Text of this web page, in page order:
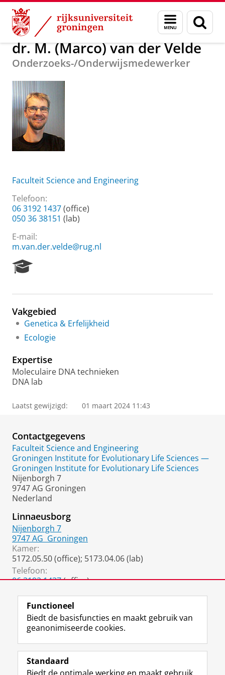
Skip
Content
Skip
Navigation
Menu
en
zoeken
Over ons dr. M. (Marco) van der Velde
dr. M. (Marco) van der Velde
Onderzoeks-/Onderwijsmedewerker
Faculteit Science and Engineering
Telefoon:
06 3192 1437(office)
050 36 38151 (lab)
E-mail:
m.van.der.velde@rug.nl
e
r
c
h
o
r
t
a
Vakgebied
Genetica & Erfelijkheid
Ecologie
Expertise
Moleculaire DNA technieken
DNA lab
Laatst gewijzigd: 01 maart 2024 11:43
Contactgegevens
Faculteit Science and Engineering
Groningen Institute for Evolutionary Life Sciences —
Groningen Institute for Evolutionary Life Sciences
Nijenborgh 7
9747 AG Groningen
Nederland
Linnaeusborg
Nijenborgh 7
9747 AG Groningen
Kamer:
5172.05.50 (office); 5173.04.06 (lab)
Telefoon:
06 3192 1437(office)
Volg de RUG
F
a
L
i
R
S
I
n
Y
o
Functioneel
Biedt de basisfuncties en maakt gebruik van
geanonimiseerde cookies.
Standaard